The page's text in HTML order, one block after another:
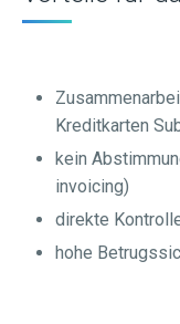
Kreditkarten
kein
invoicing)
direkte
hohe